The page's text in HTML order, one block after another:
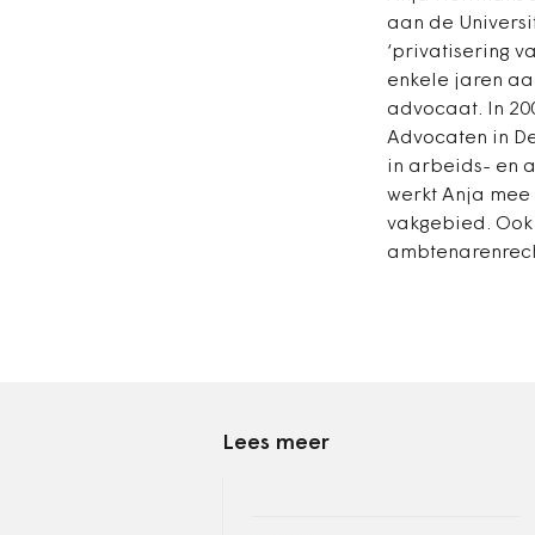
aan de
‘privatisering
enkele jaren
advocaat. In
Advocaten in
in arbeids- en
werkt Anja
vakgebied.
Lees meer